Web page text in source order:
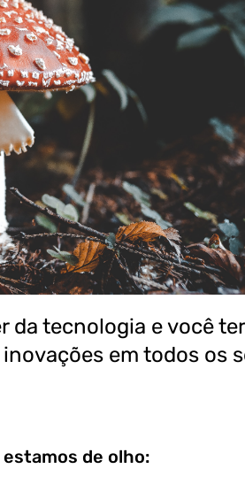
da tecnologia e você
em todos os
de olho: